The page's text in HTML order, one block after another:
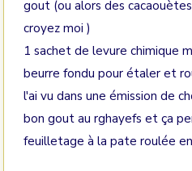
gout (ou alors des
croyez moi )
1 sachet de levure chimique
beurre fondu pour étaler et
l'ai vu dans une émission de
bon gout au rghayefs et ça
feuilletage à la pate roulée